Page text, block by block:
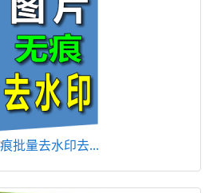
批量去水印去...